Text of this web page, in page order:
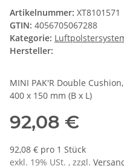
Artikelnummer: XT8101571
GTIN: 4056705067288
Kategorie:
Hersteller:
MINI PAK'R Double
400 x 150 mm (B x L)
92,08 €
92,08 € pro 1 Stück
exkl. 19% USt. , zzgl.